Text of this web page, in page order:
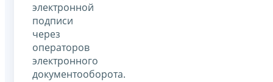
электронной
подписи
через
операторов
электронного
документооборота.